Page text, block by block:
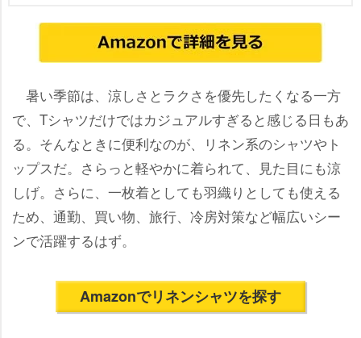
暑い季節は、涼しさとラクさを優先したくなる一方
で、Tシャツだけではカジュアルすぎると感じる日もあ
る。そんなときに便利なのが、リネン系のシャツやト
ップスだ。さらっと軽やかに着られて、見た目にも涼
しげ。さらに、一枚着としても羽織りとしても使える
ため、通勤、買い物、旅行、冷房対策など幅広いシー
ンで活躍するはず。
Amazonでリネンシャツを探す